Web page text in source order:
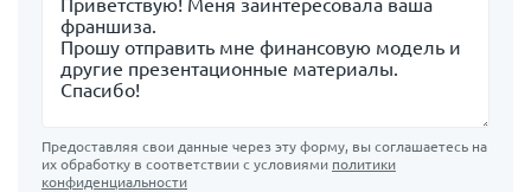
Предоставляя свои данные через эту форму, вы соглашаетесь на
их обработку в соответствии с условиями политики
конфиденциальности